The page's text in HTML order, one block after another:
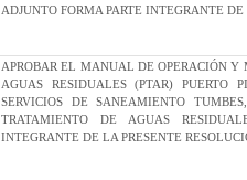
ADJUNTO FORMA PARTE INTEGRANTE
APROBAR EL MANUAL DE OPERACIÓN
AGUAS RESIDUALES (PTAR) PUERTO
SERVICIOS DE SANEAMIENTO
TRATAMIENTO DE AGUAS
INTEGRANTE DE LA PRESENTE